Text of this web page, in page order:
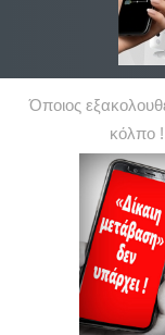
Όποιος
κόλπο !